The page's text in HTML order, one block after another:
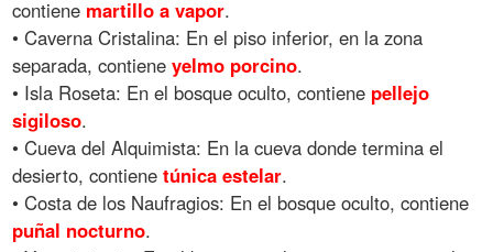
contiene martillo a vapor.
• Caverna Cristalina: En el piso inferior, en la zona
separada, contieneyelmo porcino.
• Isla Roseta: En el bosque oculto, contiene pellejo
sigiloso.
• Cueva del Alquimista: En la cueva donde termina el
desierto, contienetúnica estelar.
• Costa de los Naufragios: En el bosque oculto, contiene
puñal nocturno.